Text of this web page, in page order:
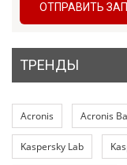
ОТПРАВИТЬ
ТРЕНДЫ
Acronis Acronis
Kaspersky Lab